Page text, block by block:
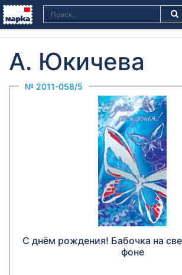
А. Юкичева
№ 2011-058/5
С днём рождения! Бабочка на
фоне